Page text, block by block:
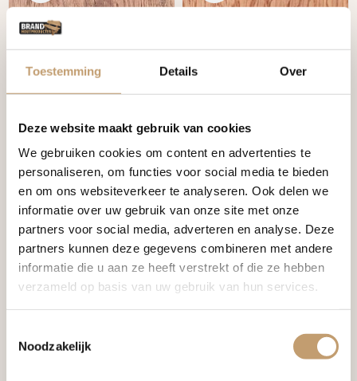
Toestemming Details Over
Deze website maakt gebruik van cookies
We gebruiken cookies om content en advertenties te
personaliseren, om functies voor social media te bieden
en om ons websiteverkeer te analyseren. Ook delen we
informatie over uw gebruik van onze site met onze
partners voor social media, adverteren en analyse. Deze
partners kunnen deze gegevens combineren met andere
informatie die u aan ze heeft verstrekt of die ze hebben
verzameld op basis van uw gebruik van hun services.
Noodzakelijk
Op voorraad
Houtolie
Bankirai
Intensief
Normale prijs:
€
Bekijk product
Op voorraad
Houtolie
Douglas
Normale prijs:
Vanaf
€27,
Bekijk product